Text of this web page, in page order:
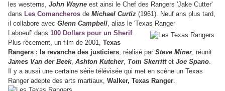
les westerns, John Wayne est ainsi le Chef des Rangers 'Jake Cutter'
dans Les Comancheros de Michael Curtiz (1961). Neuf ans plus tard,
il collabore avec Glenn Campbell, alias le 'Texas Ranger
Laboeuf' dans 100 Dollars pour un Sherif.
Plus récement, un film de 2001, Texas
Rangers : la revanche des justiciers, réalisé par Steve Miner, réunit
James Van der Beek, Ashton Kutcher, Tom Skerritt et Joe Spano.
Il y a aussi une certaine série télévisée qui met en scène un Texas
Ranger adepte des arts martiaux, Walker, Texas Ranger.